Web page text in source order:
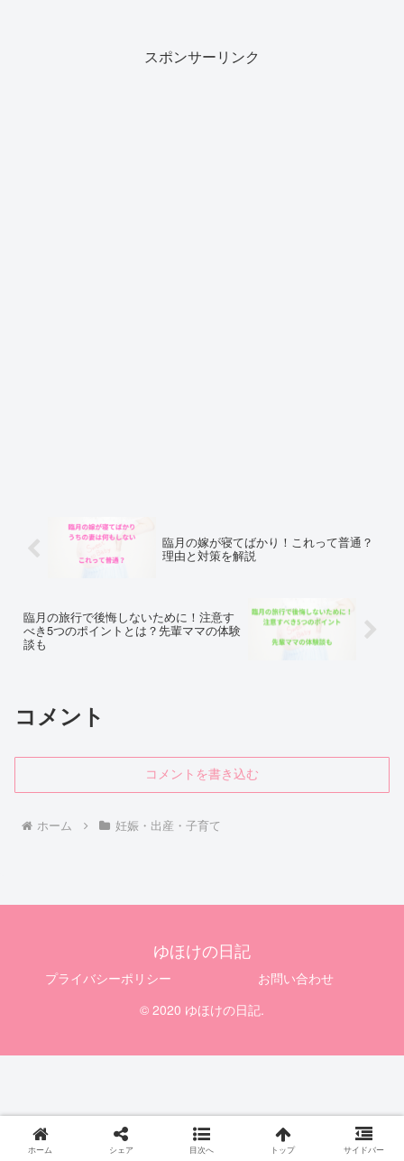
スポンサーリンク
臨月の嫁が寝てばかり！これって普通？
理由と対策を解説
臨月の旅行で後悔しないために！注意す
べき5つのポイントとは？先輩ママの体験
談も
コメント
コメントを書き込む
ホーム 妊娠・出産・子育て
ゆほけの日記
プライバシーポリシー
お問い合わせ
© 2020 ゆほけの日記.
ホーム シェア 目次へ トップ サイドバー